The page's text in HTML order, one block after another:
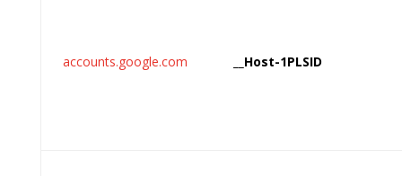
accounts.google.com __Host-1PLSID